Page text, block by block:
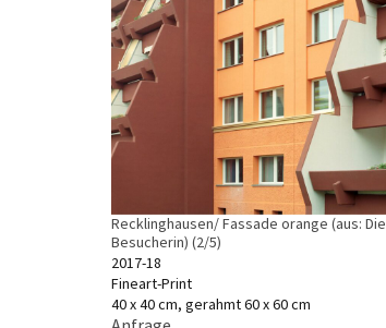
Recklinghausen/ Fassade orange (aus: Die
Besucherin) (2/5)
2017-18
Fineart-Print
40 x 40 cm, gerahmt 60 x 60 cm